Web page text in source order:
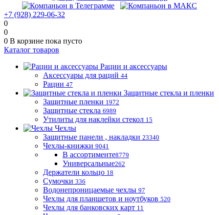
+7 (928) 229-06-32
0
0
0 В корзине пока пусто
Каталог товаров
Рации и аксессуары
Аксессуары для раций 44
Рации 47
Защитные стекла и пленки
Защитные пленки 1972
Защитные стекла 6989
Утилиты для наклейки стекол 15
Чехлы
Защитные панели , накладки 23340
Чехлы-книжки 9041
В ассортименте8779
Универсальные262
Держатели кольцо 18
Сумочки 336
Водонепроницаемые чехлы 97
Чехлы для планшетов и ноутбуков 520
Чехлы для банковских карт 11